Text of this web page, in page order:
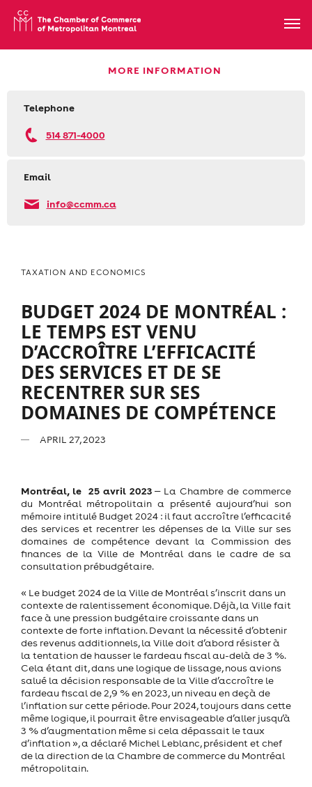
MORE INFORMATION
Telephone
514 871-4000
Email
info@ccmm.ca
TAXATION AND ECONOMICS
BUDGET 2024 DE MONTRÉAL :
LE TEMPS EST VENU
D’ACCROÎTRE L’EFFICACITÉ
DES SERVICES ET DE SE
RECENTRER SUR SES
DOMAINES DE COMPÉTENCE
APRIL 27, 2023
Montréal, le 25 avril 2023‒ La Chambre de commerce
du Montréal métropolitain a présenté aujourd’hui son
mémoire intitulé Budget 2024 : il faut accroître l’efficacité
des services et recentrer les dépenses de la Ville sur ses
domaines de compétence devant la Commission des
finances de la Ville de Montréal dans le cadre de sa
consultation prébudgétaire.
« Le budget 2024 de la Ville de Montréal s’inscrit dans un
contexte de ralentissement économique. Déjà, la Ville fait
face à une pression budgétaire croissante dans un
contexte de forte inflation. Devant la nécessité d’obtenir
des revenus additionnels, la Ville doit d’abord résister à
la tentation de hausser le fardeau fiscal au-delà de 3 %.
Cela étant dit, dans une logique de lissage, nous avions
salué la décision responsable de la Ville d’accroître le
fardeau fiscal de 2,9 % en 2023, un niveau en deçà de
l’inflation sur cette période. Pour 2024, toujours dans cette
même logique, il pourrait être envisageable d’aller jusqu’à
3 % d’augmentation même si cela dépassait le taux
d’inflation », a déclaré Michel Leblanc, président et chef
de la direction de la Chambre de commerce du Montréal
métropolitain.